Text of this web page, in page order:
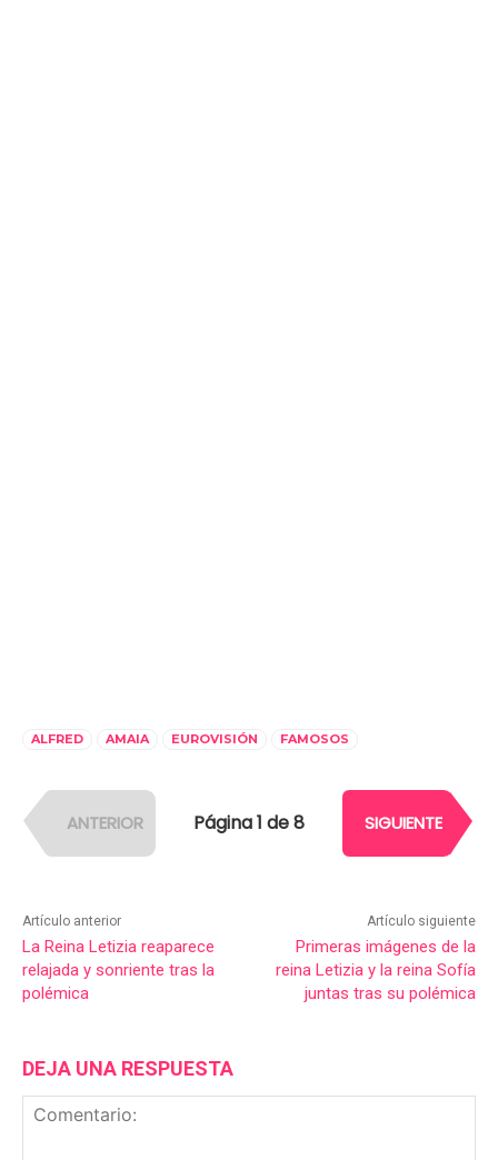
ALFRED AMAIA EUROVISIÓN FAMOSOS
ANTERIOR Página 1 de 8 SIGUIENTE
Artículo anterior
La Reina Letizia reaparece
relajada y sonriente tras la
polémica
Artículo siguiente
Primeras imágenes de la
reina Letizia y la reina Sofía
juntas tras su polémica
DEJA UNA RESPUESTA